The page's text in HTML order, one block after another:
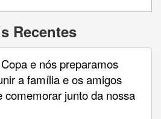
Recentes
e nós preparamos
a família e os amigos
comemorar junto da nossa